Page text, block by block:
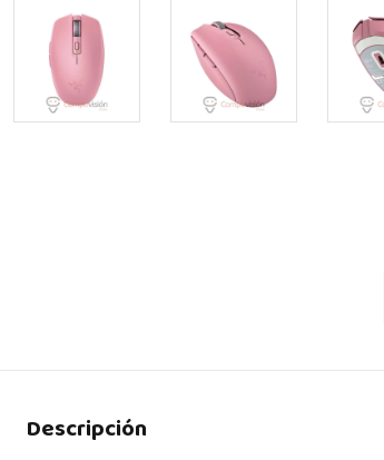
Descripción